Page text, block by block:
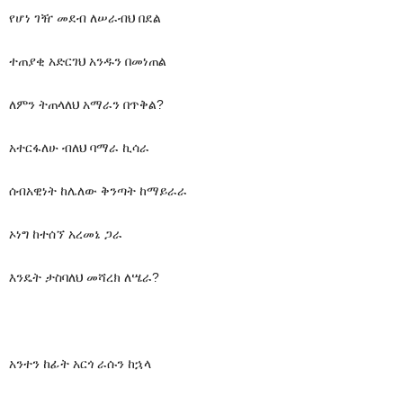
የሆነ ገዥ መደብ ለሠራብህ በደል
ተጠያቂ አድርገህ አንዱን በመነጠል
ለምን ትጠላለህ አማራን በጥቅል?
አተርፋለሁ ብለህ ባማራ ኪሳራ
ሰብአዊነት ከሌለው ቅንጣት ከማይራራ
ኦነግ ከተሰኘ አረመኔ ጋራ
እንዴት ታስባለህ መሻረክ ለሤራ?
አንተን ከፊት አርጎ ራሱን ከኋላ